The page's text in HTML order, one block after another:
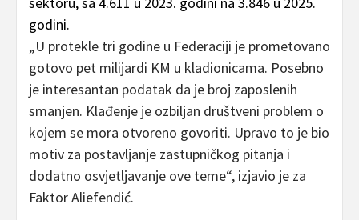
godini.
„U protekle tri godine u Federaciji je prometovano
gotovo pet milijardi KM u kladionicama. Posebno
je interesantan podatak da je broj zaposlenih
smanjen. Klađenje je ozbiljan društveni problem o
kojem se mora otvoreno govoriti. Upravo to je bio
motiv za postavljanje zastupničkog pitanja i
dodatno osvjetljavanje ove teme“, izjavio je za
Faktor Aliefendić.